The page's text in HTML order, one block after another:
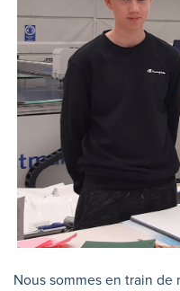
Nous sommes en train